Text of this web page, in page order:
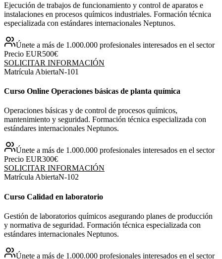
Ejecución de trabajos de funcionamiento y control de aparatos e
instalaciones en procesos químicos industriales. Formación técnica
especializada con estándares internacionales Neptunos.
Únete a más de 1.000.000 profesionales interesados en el sector
Precio EUR500€
SOLICITAR INFORMACIÓN
Matrícula AbiertaN-101
Curso Online Operaciones básicas de planta química
Operaciones básicas y de control de procesos químicos,
mantenimiento y seguridad. Formación técnica especializada con
estándares internacionales Neptunos.
Únete a más de 1.000.000 profesionales interesados en el sector
Precio EUR300€
SOLICITAR INFORMACIÓN
Matrícula AbiertaN-102
Curso Calidad en laboratorio
Gestión de laboratorios químicos asegurando planes de producción
y normativa de seguridad. Formación técnica especializada con
estándares internacionales Neptunos.
Únete a más de 1.000.000 profesionales interesados en el sector